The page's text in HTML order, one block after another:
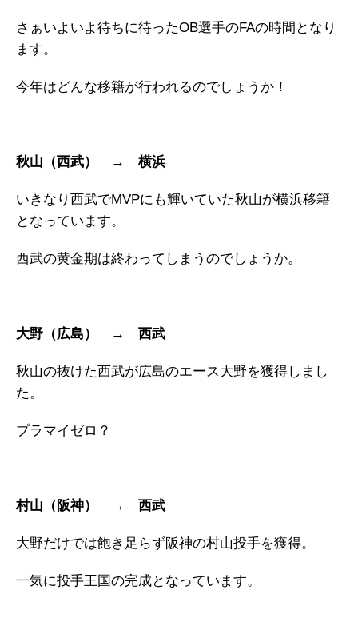
さぁいよいよ待ちに待ったOB選手のFAの時間となり
ます。
今年はどんな移籍が行われるのでしょうか！
秋山（西武） → 横浜
いきなり西武でMVPにも輝いていた秋山が横浜移籍
となっています。
西武の黄金期は終わってしまうのでしょうか。
大野（広島） → 西武
秋山の抜けた西武が広島のエース大野を獲得しまし
た。
プラマイゼロ？
村山（阪神） → 西武
大野だけでは飽き足らず阪神の村山投手を獲得。
一気に投手王国の完成となっています。